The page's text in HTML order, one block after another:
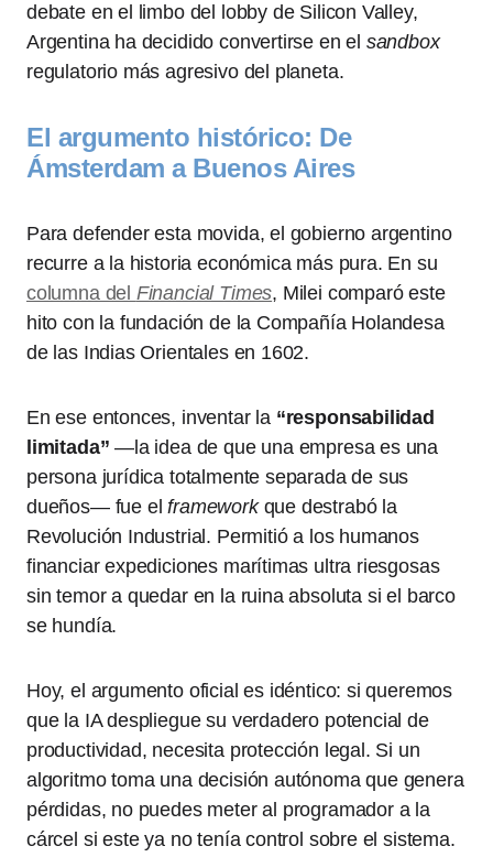
debate en el limbo del lobby de Silicon Valley,
Argentina ha decidido convertirse en el sandbox
regulatorio más agresivo del planeta.
El argumento histórico: De
Ámsterdam a Buenos Aires
Para defender esta movida, el gobierno argentino
recurre a la historia económica más pura. En su
columna del Financial Times, Milei comparó este
hito con la fundación de la Compañía Holandesa
de las Indias Orientales en 1602.
En ese entonces, inventar la “responsabilidad
limitada” —la idea de que una empresa es una
persona jurídica totalmente separada de sus
dueños— fue elframeworkque destrabó la
Revolución Industrial. Permitió a los humanos
financiar expediciones marítimas ultra riesgosas
sin temor a quedar en la ruina absoluta si el barco
se hundía.
Hoy, el argumento oficial es idéntico: si queremos
que la IA despliegue su verdadero potencial de
productividad, necesita protección legal. Si un
algoritmo toma una decisión autónoma que genera
pérdidas, no puedes meter al programador a la
cárcel si este ya no tenía control sobre el sistema.